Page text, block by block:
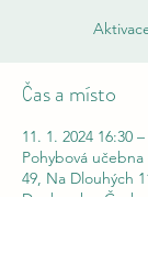
Čas a místo
11. 1. 2024 16:30
Pohybová
49, Na Dlouhých
Doubravka, Česko